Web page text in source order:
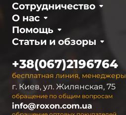
О нас
Сотрудничество
Статьи и обзоры
Помощь
бесплатная линия, менеджеры
+38(067)2196764
г. Киев, ул. Жилянская, 75
обращение по общим вопросам
info@roxon.com.ua